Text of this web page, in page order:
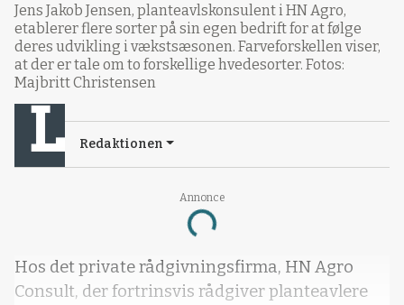
Annonce
Loading...
Jens Jakob Jensen, planteavlskonsulent i HN Agro,
etablerer flere sorter på sin egen bedrift for at følge
deres udvikling i vækstsæsonen. Farveforskellen viser,
at der er tale om to forskellige hvedesorter. Fotos:
Majbritt Christensen
Redaktionen
Hos det private rådgivningsfirma, HN Agro
Consult, der fortrinsvis rådgiver planteavlere